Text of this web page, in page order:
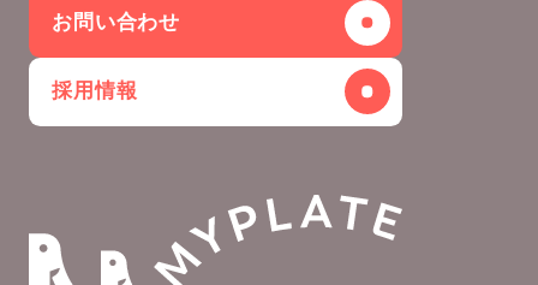
お問い合わせ
採用情報